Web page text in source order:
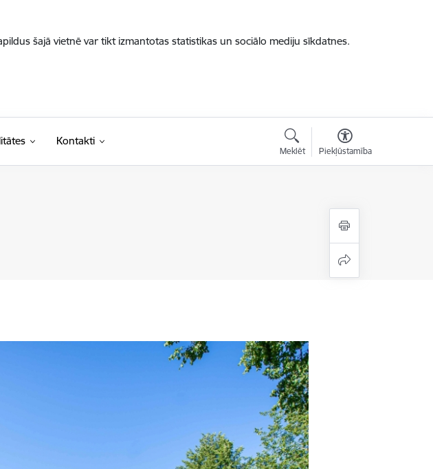
šajā vietnē var tikt izmantotas statistikas un sociālo mediju sīkdatnes.
Kontakti
Meklēt Piekļūstamība